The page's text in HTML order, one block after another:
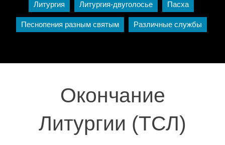
Литургия Литургия-двуголосье Пасха
Песнопения разным святым Различные службы
Окончание
Литургии (ТСЛ)